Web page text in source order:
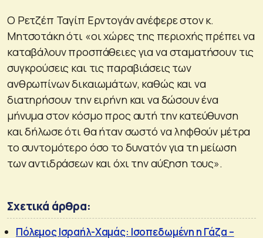
Ο Ρετζέπ Ταγίπ Ερντογάν ανέφερε στον κ.
Μητσοτάκη ότι «οι χώρες της περιοχής πρέπει να
καταβάλουν προσπάθειες για να σταματήσουν τις
συγκρούσεις και τις παραβιάσεις των
ανθρωπίνων δικαιωμάτων, καθώς και να
διατηρήσουν την ειρήνη και να δώσουν ένα
μήνυμα στον κόσμο προς αυτή την κατεύθυνση
και δήλωσε ότι θα ήταν σωστό να ληφθούν μέτρα
το συντομότερο όσο το δυνατόν για τη μείωση
των αντιδράσεων και όχι την αύξηση τους».
Σχετικά άρθρα:
Πόλεμος Ισραήλ-Χαμάς: Ισοπεδωμένη η Γάζα –